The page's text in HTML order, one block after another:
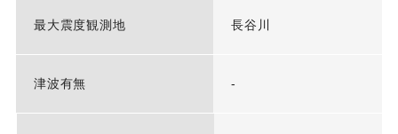
最大震度観測地 長谷川
津波有無 -